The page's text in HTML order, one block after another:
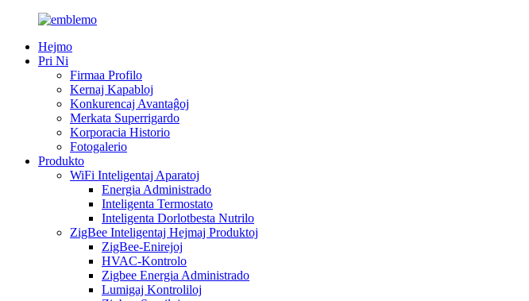
Hejmo
Pri Ni
Firmaa Profilo
Kernaj Kapabloj
Konkurencaj Avantaĝoj
Merkata Superrigardo
Korporacia Historio
Fotogalerio
Produkto
WiFi Inteligentaj Aparatoj
Energia Administrado
Inteligenta Termostato
Inteligenta Dorlotbesta Nutrilo
ZigBee Inteligentaj Hejmaj Produktoj
ZigBee-Enirejoj
HVAC-Kontrolo
Zigbee Energia Administrado
Lumigaj Kontroliloj